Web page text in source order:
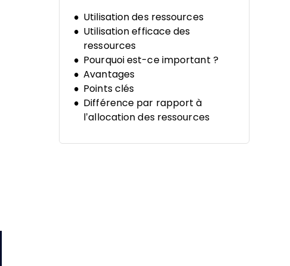
Utilisation des ressources
Utilisation efficace des
ressources
Pourquoi est-ce important ?
Avantages
Points clés
Différence par rapport à
l’allocation des ressources
5 stratégies à appliquer